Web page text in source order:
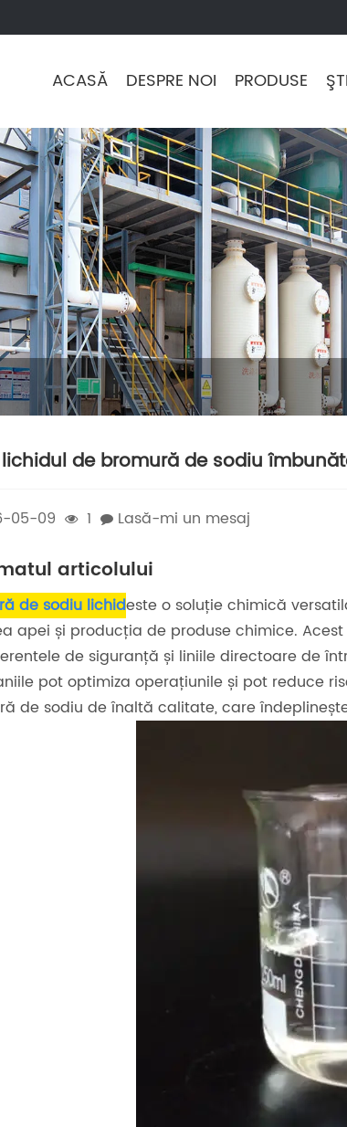
ACASĂ DESPRE NOI PRODUSE
de bromură de sodiu
05-09 1 Lasă-mi un mesaj
articolului
de sodiu lichideste o soluție chimică
apei și producția de produse chimice.
de siguranță și liniile directoare de
pot optimiza operațiunile și pot reduce
de sodiu de înaltă calitate, care